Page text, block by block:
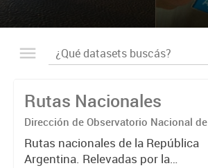
Rutas Nacionales
Dirección de Observatorio Nacional de
Transporte
Rutas nacionales de la República
Argentina. Relevadas por la